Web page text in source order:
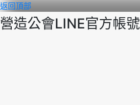
返回頂部
營造公會LINE官方帳號